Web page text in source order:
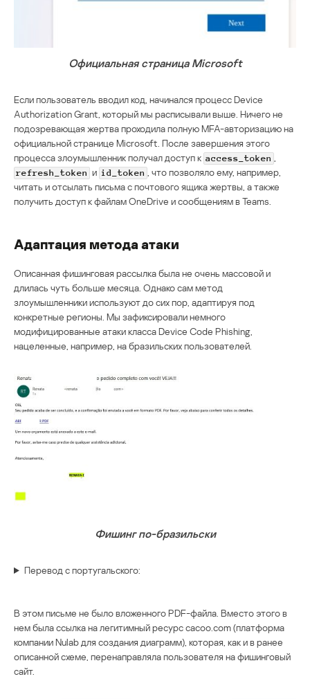
Официальная страница Microsoft
Если пользователь вводил код, начинался процесс Device
Authorization Grant, который мы расписывали выше. Ничего не
подозревающая жертва проходила полную MFA-авторизацию на
официальной странице Microsoft. После завершения этого
процесса злоумышленник получал доступ к access_token
refresh_token и id_token
, что позволяло ему, например,
читать и отсылать письма с почтового ящика жертвы, а также
получить доступ к файлам OneDrive и сообщениям в Teams.
Адаптация метода атаки
Описанная фишинговая рассылка была не очень массовой и
длилась чуть больше месяца. Однако сам метод
злоумышленники используют до сих пор, адаптируя под
конкретные регионы. Мы зафиксировали немного
модифицированные атаки класса Device Code Phishing,
нацеленные, например, на бразильских пользователей.
Фишинг по-бразильски
Перевод с португальского:
В этом письме не было вложенного PDF-файла. Вместо этого в
нем была ссылка на легитимный ресурс cacoo.com (платформа
компании Nulab для создания диаграмм), которая, как и в ранее
описанной схеме, перенаправляла пользователя на фишинговый
сайт.